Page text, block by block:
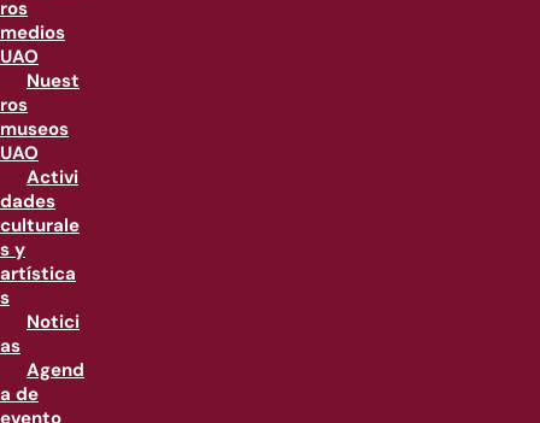
ros
medios
UAO
Nuest
ros
museos
UAO
Activi
dades
culturale
s y
artística
s
Notici
as
Agend
a de
evento